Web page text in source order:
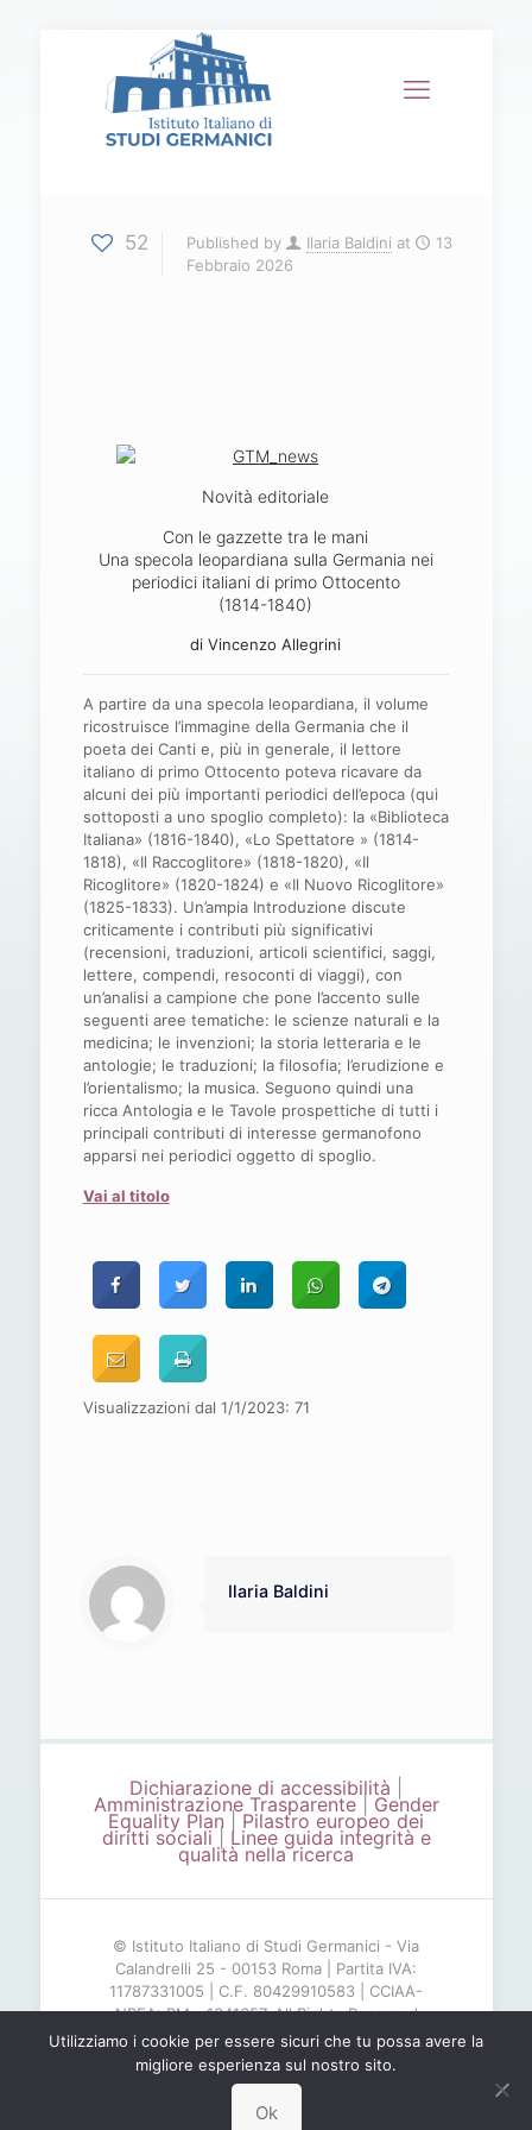
52 Published by Ilaria Baldini at
13
Febbraio 2026
Novità editoriale
Con le gazzette tra le mani
Una specola leopardiana sulla Germania nei
periodici italiani di primo Ottocento
(1814-1840)
di Vincenzo Allegrini
A partire da una specola leopardiana, il volume
ricostruisce l’immagine della Germania che il
poeta dei Canti e, più in generale, il lettore
italiano di primo Ottocento poteva ricavare da
alcuni dei più importanti periodici dell’epoca (qui
sottoposti a uno spoglio completo): la «Biblioteca
Italiana» (1816-1840), «Lo Spettatore » (1814-
1818), «Il Raccoglitore» (1818-1820), «Il
Ricoglitore» (1820-1824) e «Il Nuovo Ricoglitore»
(1825-1833). Un’ampia Introduzione discute
criticamente i contributi più significativi
(recensioni, traduzioni, articoli scientifici, saggi,
lettere, compendi, resoconti di viaggi), con
un’analisi a campione che pone l’accento sulle
seguenti aree tematiche: le scienze naturali e la
medicina; le invenzioni; la storia letteraria e le
antologie; le traduzioni; la filosofia; l’erudizione e
l’orientalismo; la musica. Seguono quindi una
ricca Antologia e le Tavole prospettiche di tutti i
principali contributi di interesse germanofono
apparsi nei periodici oggetto di spoglio.
Vai al titolo
Visualizzazioni dal 1/1/2023: 71
Ilaria Baldini
Dichiarazione di accessibilità
Amministrazione Trasparente| Gender
Equality Plan Pilastro europeo dei
diritti sociali Linee guida integrità e
qualità nella ricerca
© Istituto Italiano di Studi Germanici - Via
Calandrelli 25 - 00153 Roma | Partita IVA:
11787331005 | C.F. 80429910583 | CCIAA-
NREA: RM - 1341657. All Rights Reserved
Utilizziamo i cookie per essere sicuri che tu possa avere la
migliore esperienza sul nostro sito.
Ok